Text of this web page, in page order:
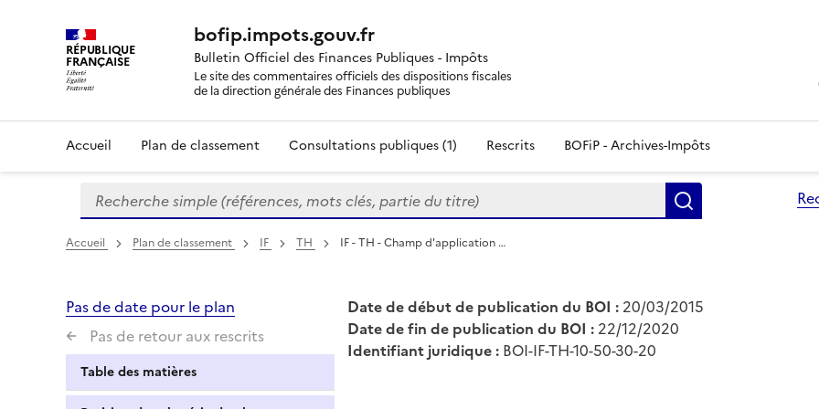
RÉPUBLIQUE
FRANÇAISE
bofip.impots.gouv.fr
Bulletin Officiel des Finances Publiques - Impôts
Le site des commentaires officiels des dispositions fiscales
de la direction générale des Finances publiques
Accueil Plan de classement Consultations publiques (1) Rescrits BOFiP - Archives-Impôts
Formulaire
de
recherche
Recherche simple (références, mots clés, partie du titre)
Accueil Plan de classement IF TH IF - TH - Champ d'application …
Pas de date pour le plan
Pas de retour aux rescrits
Table des matières
Date de début de publication du BOI : 20/03/2015
Date de fin de publication du BOI : 22/12/2020
Identifiant juridique : BOI-IF-TH-10-50-30-20